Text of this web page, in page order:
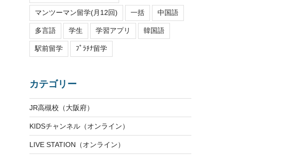
マンツーマン留学(月12回) 一括 中国語
多言語 学生 学習アプリ 韓国語
駅前留学 ﾌﾟﾗﾁﾅ留学
カテゴリー
JR高槻校（大阪府）
KIDSチャンネル（オンライン）
LIVE STATION（オンライン）